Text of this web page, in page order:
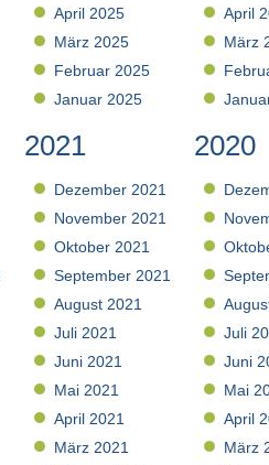
April 2025
März 2025
Februar 2025
Januar 2025
April
März
2021
Dezember 2021
November 2021
Oktober 2021
September 2021
August 2021
Juli 2021
Juni 2021
Mai 2021
April 2021
März 2021
2020
Juli
Juni
Mai
April
März